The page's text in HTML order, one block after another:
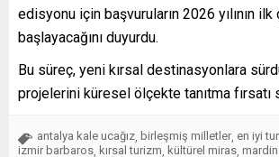
edisyonu için başvuruların 2026 yılının
başlayacağını duyurdu.
Bu süreç, yeni kırsal destinasyonlara
projelerini küresel ölçekte tanıtma fırsatı
antalya kale ucağız birleşmiş milletler en iyi
izmir barbaros kırsal turizm kültürel miras mardin